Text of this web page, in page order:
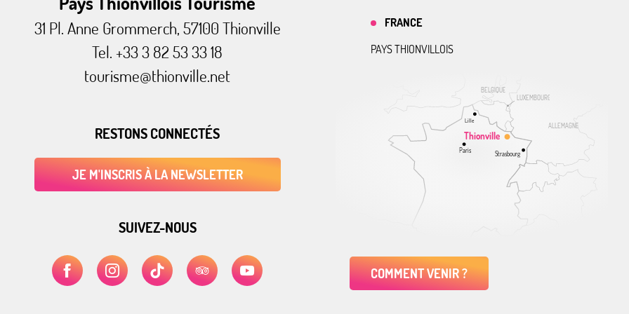
31 Pl. Anne Grommerch, 57100 Thionville
Tel. +33 3 82 53 33 18
tourisme@thionville.net
RESTONS CONNECTÉS
JE M'INSCRIS À LA NEWSLETTER
SUIVEZ-NOUS
ALLEMAGNE
BELGIQUE
LUXEMBOURG
Thionville
Lille
Paris Strasbourg
FRANCE
PAYS THIONVILLOIS
COMMENT VENIR ?